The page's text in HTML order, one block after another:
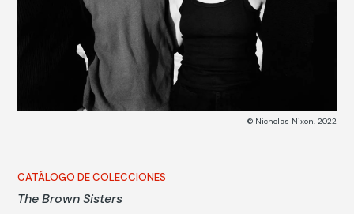
© Nicholas Nixon, 2022
CATÁLOGO DE COLECCIONES
The Brown Sisters